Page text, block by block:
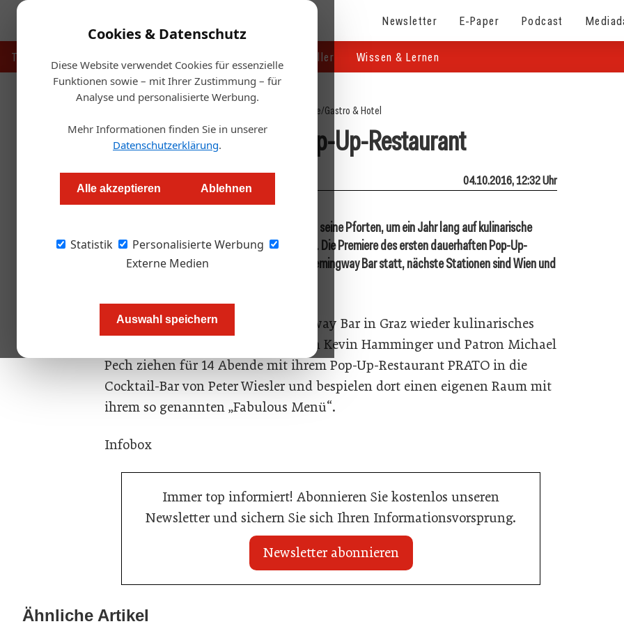
Cookies & Datenschutz
Diese Website verwendet Cookies für essenzielle
Funktionen sowie – mit Ihrer Zustimmung – für
Analyse und personalisierte Werbung.
Mehr Informationen finden Sie in unserer
Datenschutzerklärung.
Alle akzeptieren Ablehnen
Statistik
Personalisierte Werbung
Externe Medien
Auswahl speichern
Newsletter E-Paper Podcast
Touristik Handel & Hersteller Wissen & Lernen
Startseite/Gastro & Hotel
Prato wird Pop-Up-Restaurant
Redaktion 04.10.2016, 12:32 Uhr
Das Grazer Gourmet-Restaurant Prato schließt seine Pforten, um ein Jahr lang auf kulinarische
Wanderschaft durch ganz Österreich zu gehen. Die Premiere des ersten dauerhaften Pop-Up-
Restaurants Österreichs findet in der Grazer Hemingway Bar statt, nächste Stationen sind Wien und
Ab 24. November wird der Hemingway Bar in Graz wieder kulinarisches
Leben eingehaucht. 2-Hauben-Koch Kevin Hamminger und Patron Michael
Pech ziehen für 14 Abende mit ihrem Pop-Up-Restaurant PRATO in die
Cocktail-Bar von Peter Wiesler und bespielen dort einen eigenen Raum mit
ihrem so genannten „Fabulous Menü“.
Infobox
Immer top informiert! Abonnieren Sie kostenlos unseren
Newsletter und sichern Sie sich Ihren Informationsvorsprung.
Newsletter abonnieren
Ähnliche Artikel
War die Fußball-WM 2026 für Ihren